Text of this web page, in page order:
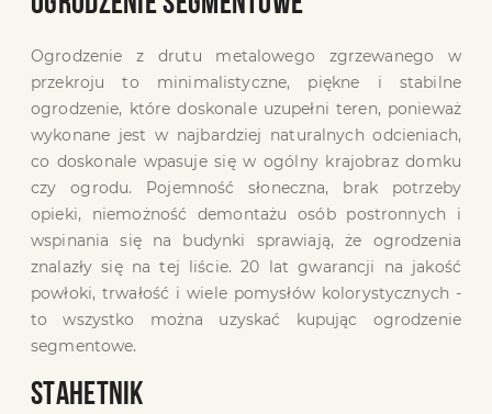
Ogrodzenie z drutu metalowego zgrzewanego w
przekroju to minimalistyczne, piękne i stabilne
ogrodzenie, które doskonale uzupełni teren, ponieważ
wykonane jest w najbardziej naturalnych odcieniach,
co doskonale wpasuje się w ogólny krajobraz domku
czy ogrodu. Pojemność słoneczna, brak potrzeby
opieki, niemożność demontażu osób postronnych i
wspinania się na budynki sprawiają, że ogrodzenia
znalazły się na tej liście. 20 lat gwarancji na jakość
powłoki, trwałość i wiele pomysłów kolorystycznych -
to wszystko można uzyskać kupując ogrodzenie
segmentowe.
STAHETNIK